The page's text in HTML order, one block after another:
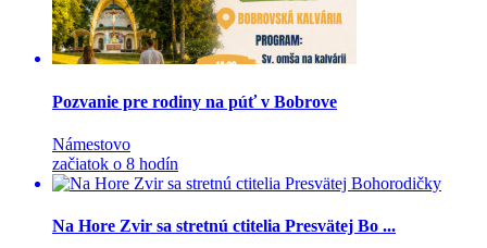
Pozvanie pre rodiny na púť v Bobrove
Námestovo
začiatok o 8 hodín
Na Hore Zvir sa stretnú ctitelia Presvätej Bo ...